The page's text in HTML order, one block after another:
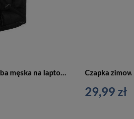
Elegancka skórzana torba męska na laptopa z kieszeniami czarna LAP-31701-NDM-NL BLA Czapka
29,99 zł